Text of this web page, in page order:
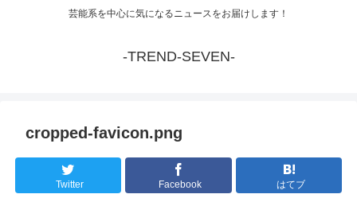
芸能系を中心に気になるニュースをお届けします！
-TREND-SEVEN-
cropped-favicon.png
Twitter Facebook はてブ